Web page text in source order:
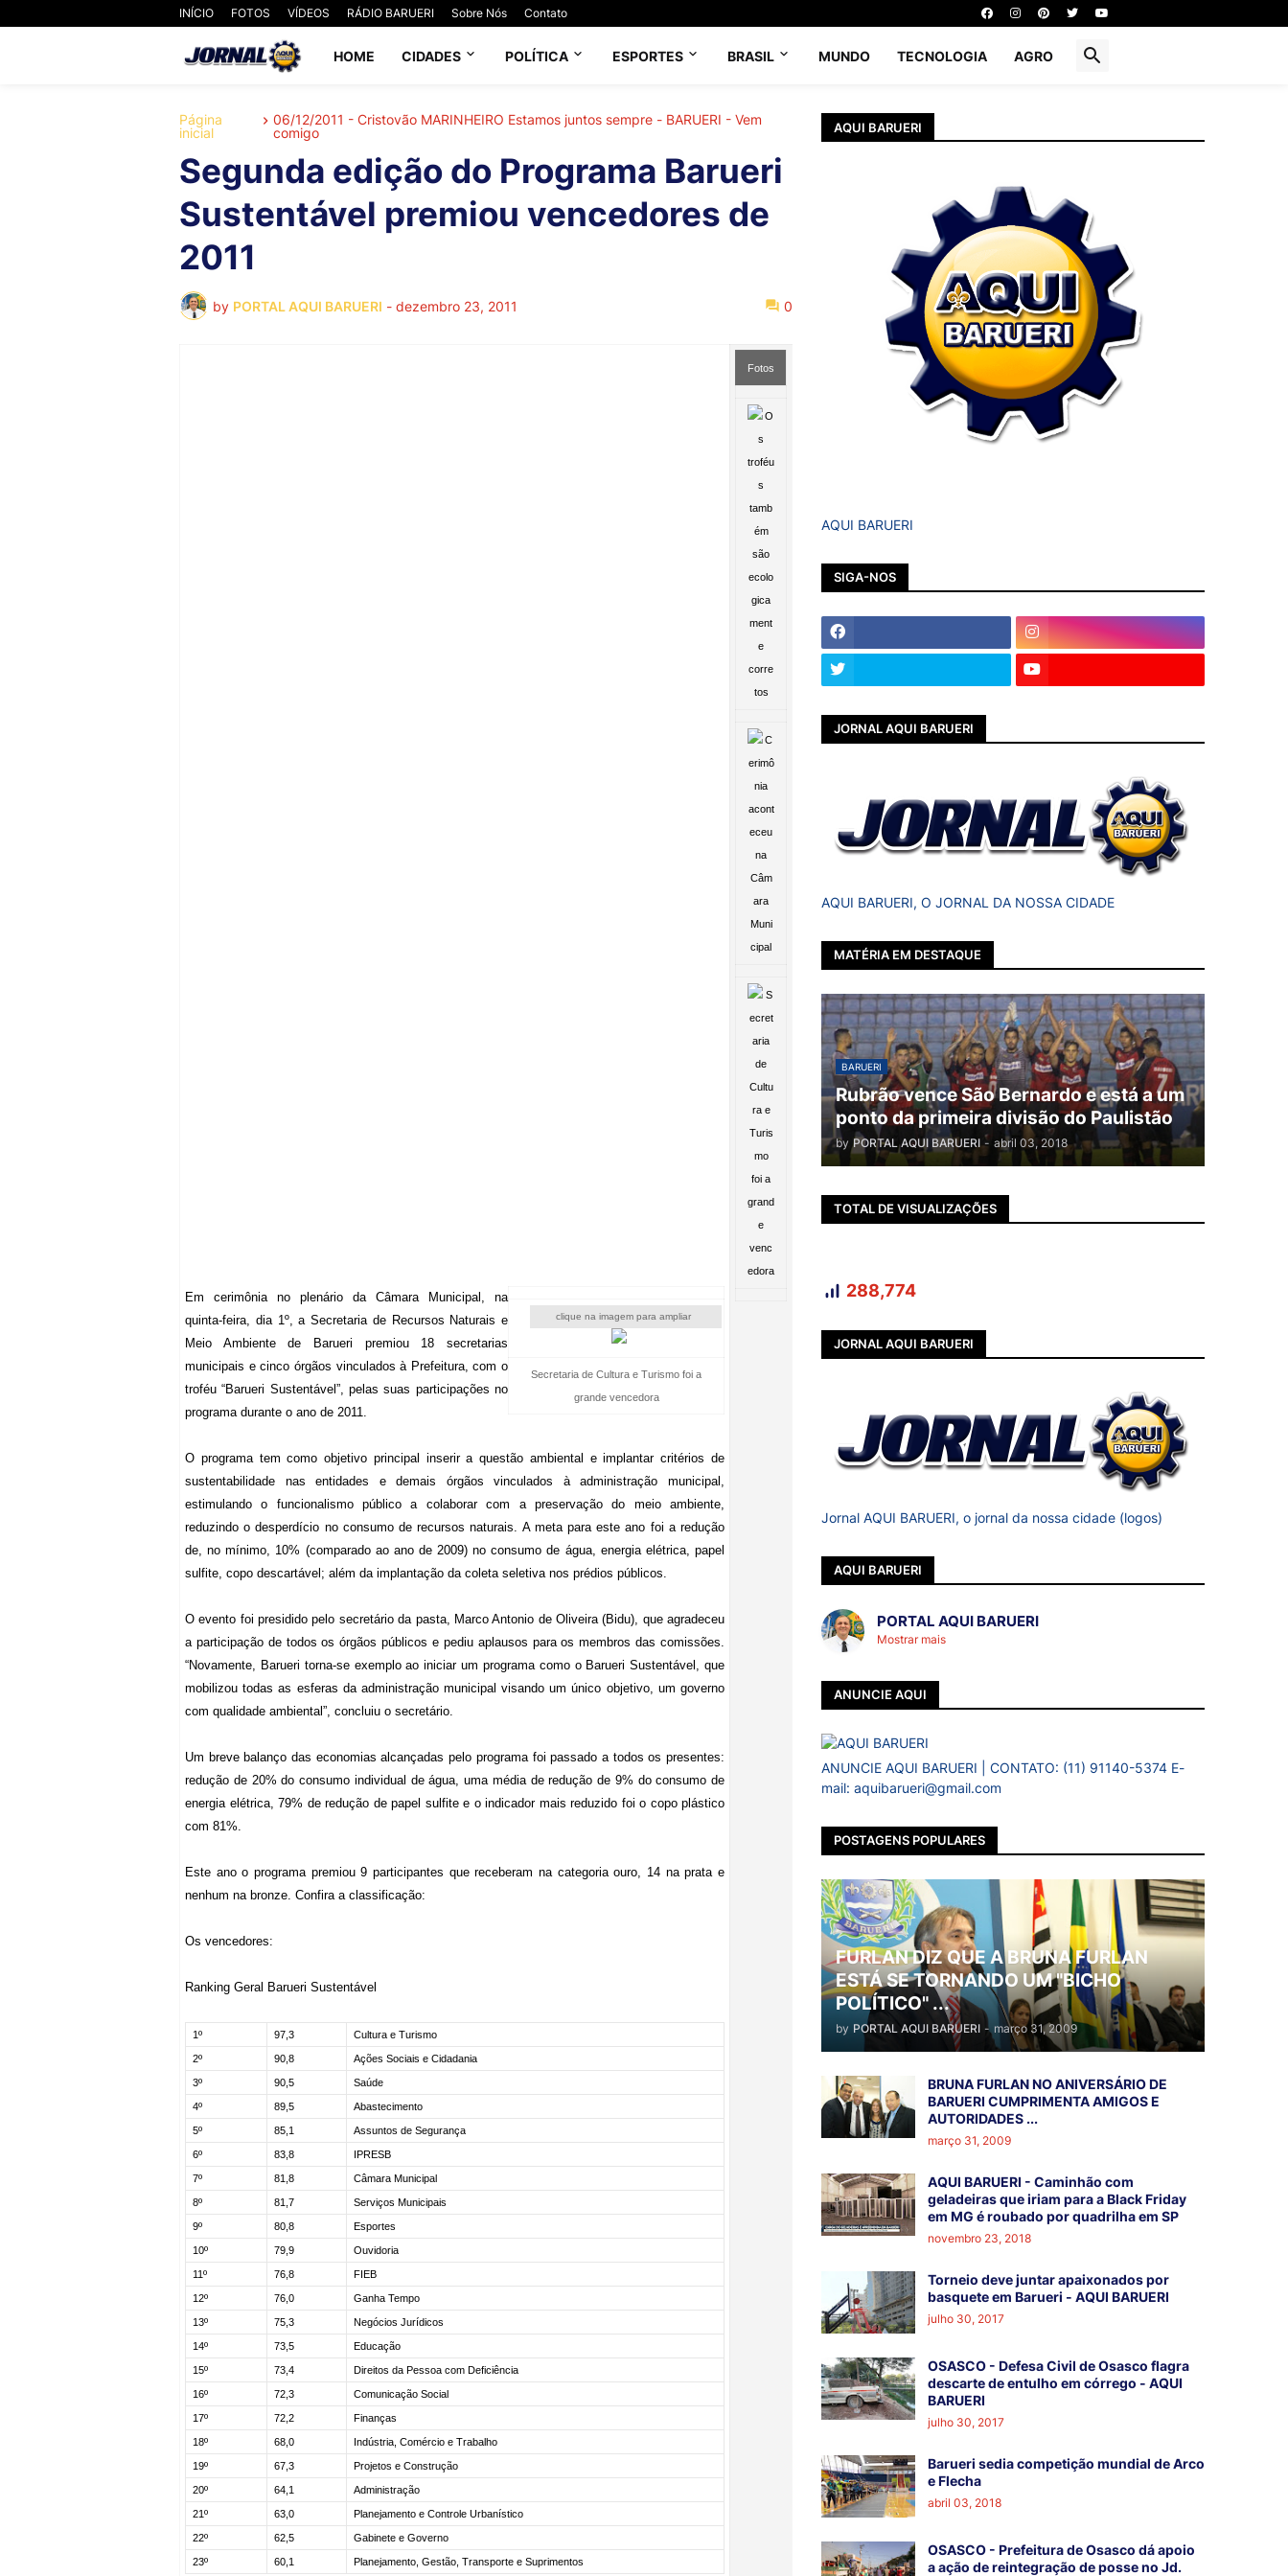
INÍCIO FOTOS VÍDEOS RÁDIO BARUERI Sobre Nós Contato
HOME CIDADES POLÍTICA ESPORTES BRASIL MUNDO TECNOLOGIA AGRO
Página
inicial
06/12/2011 - Cristovão MARINHEIRO Estamos juntos sempre - BARUERI - Vem
comigo
Segunda edição do Programa Barueri
Sustentável premiou vencedores de
2011
by PORTAL AQUI BARUERI - dezembro 23, 2011 0
clique na imagem para ampliar
Secretaria de Cultura e Turismo foi a
grande vencedora
Em cerimônia no plenário da Câmara Municipal, na
quinta-feira, dia 1º, a Secretaria de Recursos Naturais e
Meio Ambiente de Barueri premiou 18 secretarias
municipais e cinco órgãos vinculados à Prefeitura, com o
troféu “Barueri Sustentável”, pelas suas participações no
programa durante o ano de 2011.
O programa tem como objetivo principal inserir a questão ambiental e implantar critérios de
sustentabilidade nas entidades e demais órgãos vinculados à administração municipal,
estimulando o funcionalismo público a colaborar com a preservação do meio ambiente,
reduzindo o desperdício no consumo de recursos naturais. A meta para este ano foi a redução
de, no mínimo, 10% (comparado ao ano de 2009) no consumo de água, energia elétrica, papel
sulfite, copo descartável; além da implantação da coleta seletiva nos prédios públicos.
O evento foi presidido pelo secretário da pasta, Marco Antonio de Oliveira (Bidu), que agradeceu
a participação de todos os órgãos públicos e pediu aplausos para os membros das comissões.
“Novamente, Barueri torna-se exemplo ao iniciar um programa como o Barueri Sustentável, que
mobilizou todas as esferas da administração municipal visando um único objetivo, um governo
com qualidade ambiental”, concluiu o secretário.
Um breve balanço das economias alcançadas pelo programa foi passado a todos os presentes:
redução de 20% do consumo individual de água, uma média de redução de 9% do consumo de
energia elétrica, 79% de redução de papel sulfite e o indicador mais reduzido foi o copo plástico
com 81%.
Este ano o programa premiou 9 participantes que receberam na categoria ouro, 14 na prata e
nenhum na bronze. Confira a classificação:
Os vencedores:
Ranking Geral Barueri Sustentável
1º 97,3 Cultura e Turismo
2º 90,8 Ações Sociais e Cidadania
3º 90,5 Saúde
4º 89,5 Abastecimento
5º 85,1 Assuntos de Segurança
6º 83,8 IPRESB
7º 81,8 Câmara Municipal
8º 81,7 Serviços Municipais
9º 80,8 Esportes
10º 79,9 Ouvidoria
11º 76,8 FIEB
12º 76,0 Ganha Tempo
13º 75,3 Negócios Jurídicos
14º 73,5 Educação
15º 73,4 Direitos da Pessoa com Deficiência
16º 72,3 Comunicação Social
17º 72,2 Finanças
18º 68,0 Indústria, Comércio e Trabalho
19º 67,3 Projetos e Construção
20º 64,1 Administração
21º 63,0 Planejamento e Controle Urbanístico
22º 62,5 Gabinete e Governo
23º 60,1 Planejamento, Gestão, Transporte e Suprimentos
Fotos
AQUI BARUERI
AQUI BARUERI
SIGA-NOS
JORNAL AQUI BARUERI
AQUI BARUERI, O JORNAL DA NOSSA CIDADE
MATÉRIA EM DESTAQUE
BARUERI
Rubrão vence São Bernardo e está a um
ponto da primeira divisão do Paulistão
by PORTAL AQUI BARUERI - abril 03, 2018
TOTAL DE VISUALIZAÇÕES
288,774
JORNAL AQUI BARUERI
Jornal AQUI BARUERI, o jornal da nossa cidade (logos)
AQUI BARUERI
PORTAL AQUI BARUERI
Mostrar mais
ANUNCIE AQUI
ANUNCIE AQUI BARUERI | CONTATO: (11) 91140-5374 E-
mail: aquibarueri@gmail.com
POSTAGENS POPULARES
FURLAN DIZ QUE A BRUNA FURLAN
ESTÁ SE TORNANDO UM "BICHO
POLÍTICO" ...
by PORTAL AQUI BARUERI - março 31, 2009
BRUNA FURLAN NO ANIVERSÁRIO DE
BARUERI CUMPRIMENTA AMIGOS E
AUTORIDADES ...
março 31, 2009
AQUI BARUERI - Caminhão com
geladeiras que iriam para a Black Friday
em MG é roubado por quadrilha em SP
novembro 23, 2018
Torneio deve juntar apaixonados por
basquete em Barueri - AQUI BARUERI
julho 30, 2017
OSASCO - Defesa Civil de Osasco flagra
descarte de entulho em córrego - AQUI
BARUERI
julho 30, 2017
Barueri sedia competição mundial de Arco
e Flecha
abril 03, 2018
OSASCO - Prefeitura de Osasco dá apoio
a ação de reintegração de posse no Jd.